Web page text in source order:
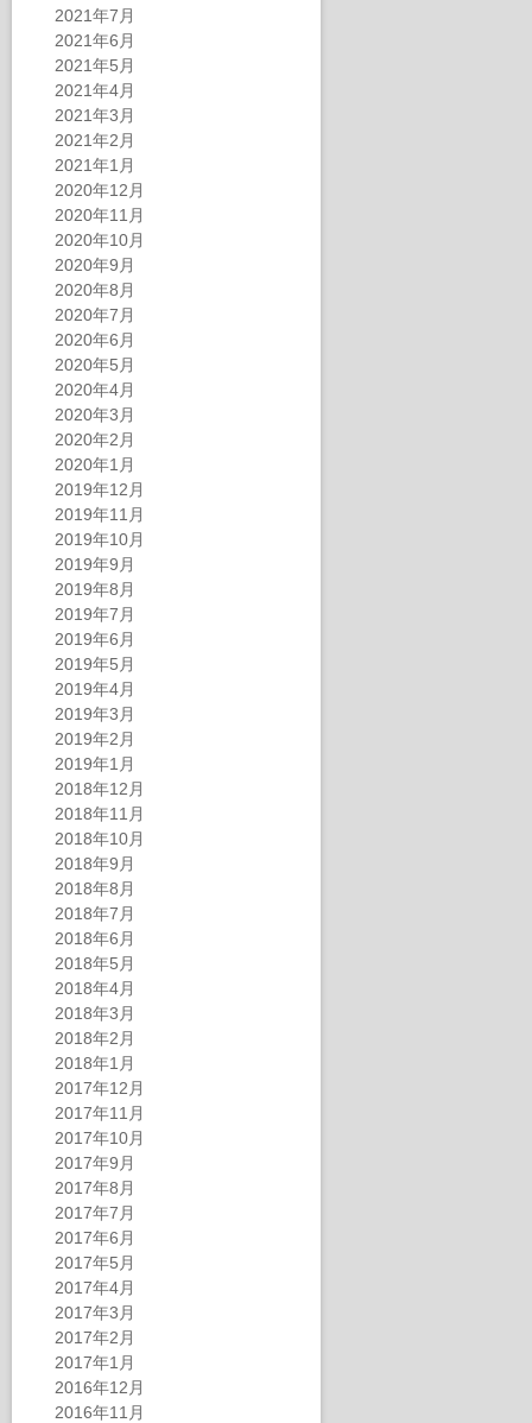
2021年7月
2021年6月
2021年5月
2021年4月
2021年3月
2021年2月
2021年1月
2020年12月
2020年11月
2020年10月
2020年9月
2020年8月
2020年7月
2020年6月
2020年5月
2020年4月
2020年3月
2020年2月
2020年1月
2019年12月
2019年11月
2019年10月
2019年9月
2019年8月
2019年7月
2019年6月
2019年5月
2019年4月
2019年3月
2019年2月
2019年1月
2018年12月
2018年11月
2018年10月
2018年9月
2018年8月
2018年7月
2018年6月
2018年5月
2018年4月
2018年3月
2018年2月
2018年1月
2017年12月
2017年11月
2017年10月
2017年9月
2017年8月
2017年7月
2017年6月
2017年5月
2017年4月
2017年3月
2017年2月
2017年1月
2016年12月
2016年11月